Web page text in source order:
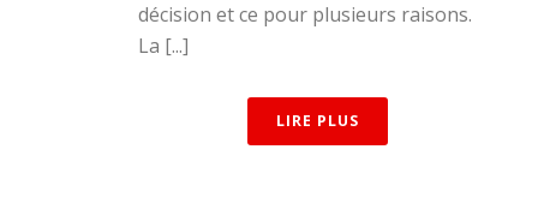
décision et ce pour plusieurs raisons.
La [...]
LIRE PLUS